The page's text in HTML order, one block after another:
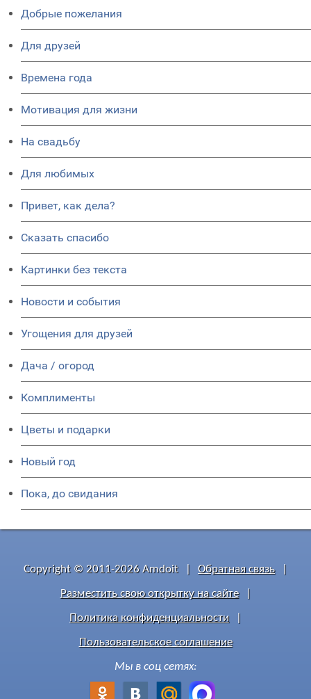
Добрые пожелания
Для друзей
Времена года
Мотивация для жизни
На свадьбу
Для любимых
Привет, как дела?
Сказать спасибо
Картинки без текста
Новости и события
Угощения для друзей
Дача / огород
Комплименты
Цветы и подарки
Новый год
Пока, до свидания
Copyright © 2011-2026 Amdoit Обратная связь
Разместить свою открытку на сайте
Политика конфиденциальности
Пользовательское соглашение
Мы в соц сетях: